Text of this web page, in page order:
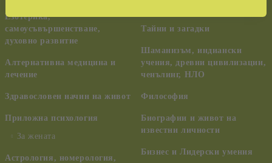
Езотерика,
самоусъвършенстване,
духовно развитие
Алтернативна медицина и
лечение
Здравословен начин на живот
Приложна психология
За жената
Астрология, номерология,
Тайни и загадки
Шаманизъм, индиански
учения, древни цивилизации,
ченълинг, НЛО
Философия
Биографии и живот на
известни личности
Бизнес и Лидерски умения